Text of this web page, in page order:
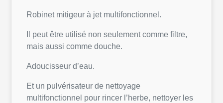
Robinet mitigeur à jet multifonctionnel.
Il peut être utilisé non seulement comme filtre,
mais aussi comme douche.
Adoucisseur d’eau.
Et un pulvérisateur de nettoyage
multifonctionnel pour rincer l’herbe, nettoyer les